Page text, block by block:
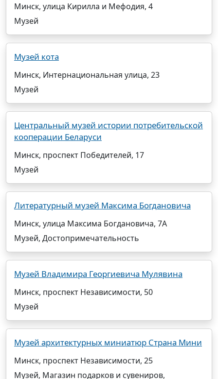
Минск, улица Кирилла и Мефодия, 4
Музей
Музей кота
Минск, Интернациональная улица, 23
Музей
Центральный музей истории потребительской
кооперации Беларуси
Минск, проспект Победителей, 17
Музей
Литературный музей Максима Богдановича
Минск, улица Максима Богдановича, 7А
Музей, Достопримечательность
Музей Владимира Георгиевича Мулявина
Минск, проспект Независимости, 50
Музей
Музей архитектурных миниатюр Страна Мини
Минск, проспект Независимости, 25
Музей, Магазин подарков и сувениров,